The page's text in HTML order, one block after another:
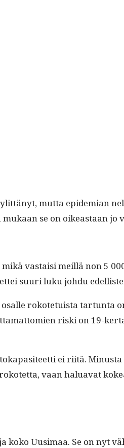
mut­ta epi­demi­an
se on oikeas­t­aan jo
vas­taisi meil­lä non 5
suuri luku johdu
rokote­tu­ista tar­tun­ta
ris­ki on 19-
ei riitä.
vaan halu­a­vat
Uusi­maa. Se on nyt